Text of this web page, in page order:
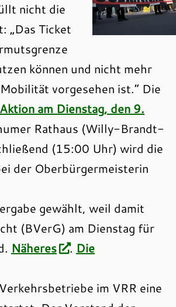
nicht die
„Das Ticket
können und nicht mehr
vorgesehen ist.“ Die
Aktion am Dienstag, den 9.
Rathaus (Willy-Brandt-
(15:00 Uhr) wird die
der Oberbürgermeisterin
gewählt, weil damit
(BVerG) am Dienstag für
Näheres . Die
im VRR eine